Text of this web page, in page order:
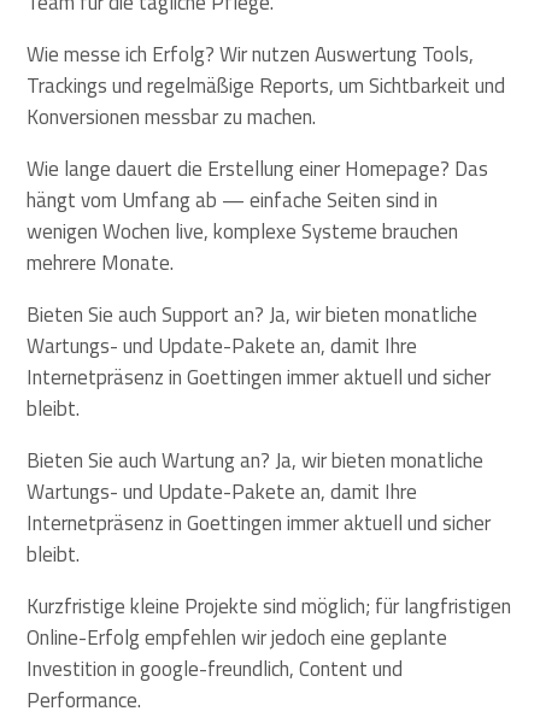
Wie messe ich Erfolg? Wir nutzen Auswertung Tools,
Trackings und regelmäßige Reports, um Sichtbarkeit und
Konversionen messbar zu machen.
Wie lange dauert die Erstellung einer Homepage? Das
hängt vom Umfang ab — einfache Seiten sind in
wenigen Wochen live, komplexe Systeme brauchen
mehrere Monate.
Bieten Sie auch Support an? Ja, wir bieten monatliche
Wartungs- und Update-Pakete an, damit Ihre
Internetpräsenz in Goettingen immer aktuell und sicher
bleibt.
Bieten Sie auch Wartung an? Ja, wir bieten monatliche
Wartungs- und Update-Pakete an, damit Ihre
Internetpräsenz in Goettingen immer aktuell und sicher
bleibt.
Kurzfristige kleine Projekte sind möglich; für langfristigen
Online-Erfolg empfehlen wir jedoch eine geplante
Investition in google-freundlich, Content und
Performance.